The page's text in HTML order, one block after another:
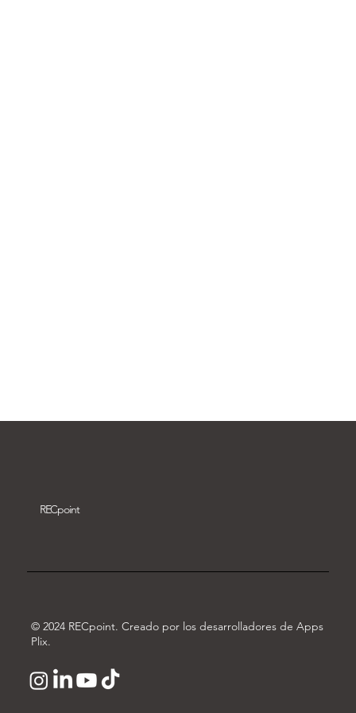
RECpoint
© 2024 RECpoint. Creado por los desarrolladores de Apps
Plix.